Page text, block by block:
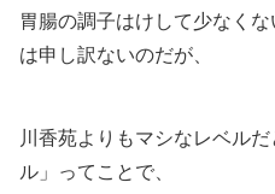
胃腸の調子はけして少なく
は申し訳ないのだが、
川香苑よりもマシなレベル
ル」ってことで、